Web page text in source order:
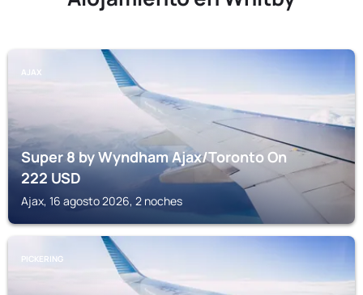
AJAX
Super 8 by Wyndham Ajax/Toronto On
222USD
Ajax, 16 agosto 2026, 2 noches
PICKERING